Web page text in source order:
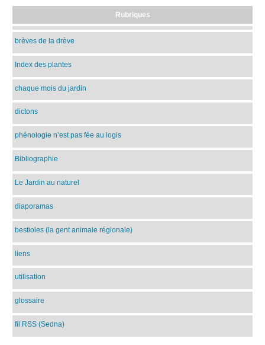
Rubriques
brèves de la drève
Index des plantes
chaque mois du jardin
dictons
phénologie n’est pas fée au logis
Bibliographie
Le Jardin au naturel
diaporamas
bestioles (la gent animale régionale)
liens
utilisation
glossaire
fil RSS (Sedna)